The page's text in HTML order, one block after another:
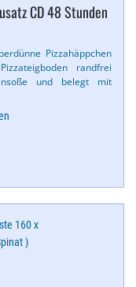
CD 48 Stunden
Pizzahäppchen
randfrei
und belegt mit